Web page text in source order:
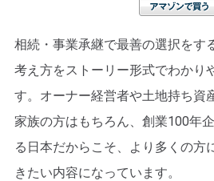
相続・事業承継で最善の選択をす
考え方をストーリー形式でわかり
す。オーナー経営者や土地持ち資
家族の方はもちろん、創業100年
る日本だからこそ、より多くの方
きたい内容になっています。